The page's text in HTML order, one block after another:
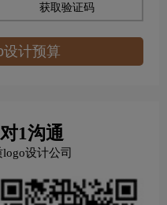
获取验证码
设计预算
1沟通
设计公司